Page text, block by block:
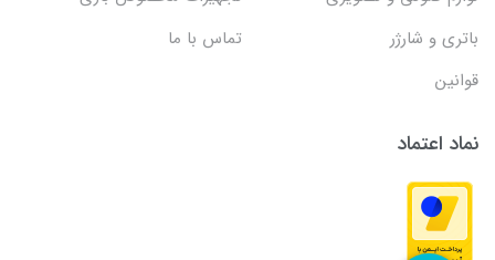
باتری و شارژر
تماس با ما
قوانین
نماد اعتماد